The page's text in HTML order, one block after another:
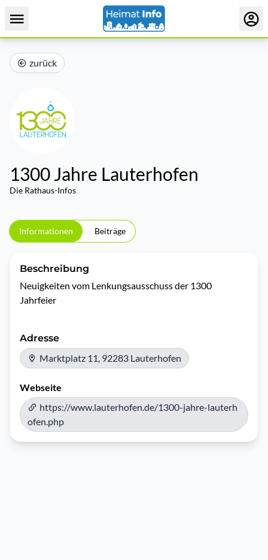
zurück
1300 Jahre Lauterhofen
Die Rathaus-Infos
Informationen Beiträge
Beschreibung
Neuigkeiten vom Lenkungsausschuss der 1300
Jahrfeier
Adresse
Marktplatz 11, 92283 Lauterhofen
Webseite
https://www.lauterhofen.de/1300-jahre-lauterh
ofen.php